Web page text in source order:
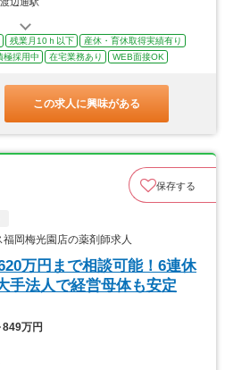
残業月10ｈ以下
産休・育休取得実績有り
極採用中 在宅業務あり WEB面接OK
この求人に興味がある
保存する
岡梅光園店の薬剤師求人
万円まで相談可能！6連休
手法人で経営母体も安定
849万円